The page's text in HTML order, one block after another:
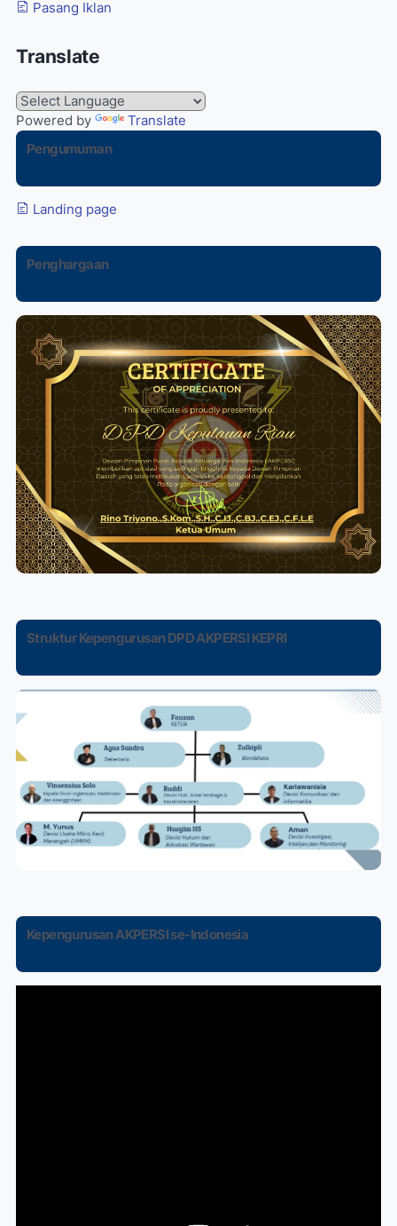
Pasang Iklan
Translate
Powered by
Translate
Pengumuman
Landing page
Penghargaan
Struktur Kepengurusan DPD AKPERSI KEPRI
Kepengurusan AKPERSI se-Indonesia